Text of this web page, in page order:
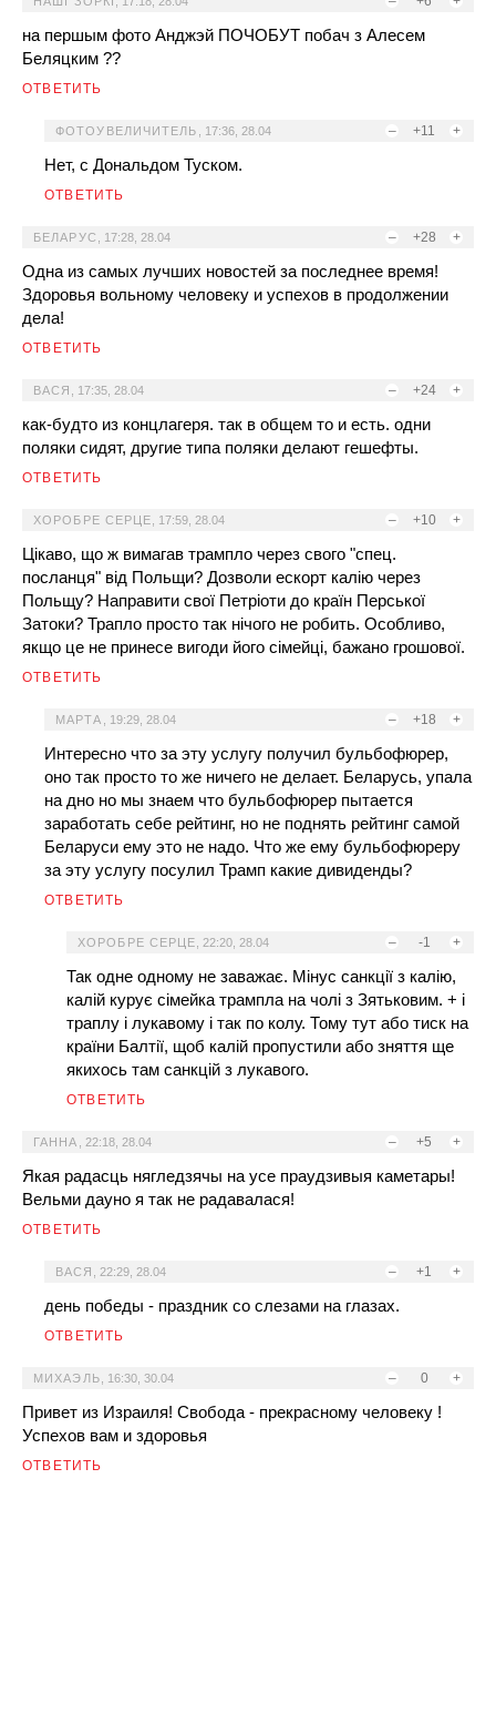
на першым фото Анджэй ПОЧОБУТ побач з Алесем
Беляцким ??
ОТВЕТИТЬ
– +11 +
ФОТОУВЕЛИЧИТЕЛЬ 17:36, 28.04
Нет, с Дональдом Туском.
ОТВЕТИТЬ
– +28 +
БЕЛАРУС 17:28, 28.04
Одна из самых лучших новостей за последнее время!
Здоровья вольному человеку и успехов в продолжении
дела!
ОТВЕТИТЬ
– +24 +
ВАСЯ 17:35, 28.04
как-будто из концлагеря. так в общем то и есть. одни
поляки сидят, другие типа поляки делают гешефты.
ОТВЕТИТЬ
– +10 +
ХОРОБРЕ СЕРЦЕ 17:59, 28.04
Цікаво, що ж вимагав трампло через свого "спец.
посланця" від Польщи? Дозволи ескорт калію через
Польщу? Направити свої Петріоти до країн Перської
Затоки? Трапло просто так нічого не робить. Особливо,
якщо це не принесе вигоди його сімейці, бажано грошової.
ОТВЕТИТЬ
– +18 +
МАРТА 19:29, 28.04
Интересно что за эту услугу получил бульбофюрер,
оно так просто то же ничего не делает. Беларусь, упала
на дно но мы знаем что бульбофюрер пытается
заработать себе рейтинг, но не поднять рейтинг самой
Беларуси ему это не надо. Что же ему бульбофюреру
за эту услугу посулил Трамп какие дивиденды?
ОТВЕТИТЬ
– -1 +
ХОРОБРЕ СЕРЦЕ 22:20, 28.04
Так одне одному не заважає. Мінус санкції з калію,
калій курує сімейка трампла на чолі з Зятьковим. + і
траплу і лукавому і так по колу. Тому тут або тиск на
країни Балтії, щоб калій пропустили або зняття ще
якихось там санкцій з лукавого.
ОТВЕТИТЬ
– +5 +
ГАННА 22:18, 28.04
Якая радасць нягледзячы на усе праудзивыя каметары!
Вельми дауно я так не радавалася!
ОТВЕТИТЬ
– +1 +
ВАСЯ 22:29, 28.04
день победы - праздник со слезами на глазах.
ОТВЕТИТЬ
– 0 +
МИХАЭЛЬ 16:30, 30.04
Привет из Израиля! Свобода - прекрасному человеку !
Успехов вам и здоровья
ОТВЕТИТЬ